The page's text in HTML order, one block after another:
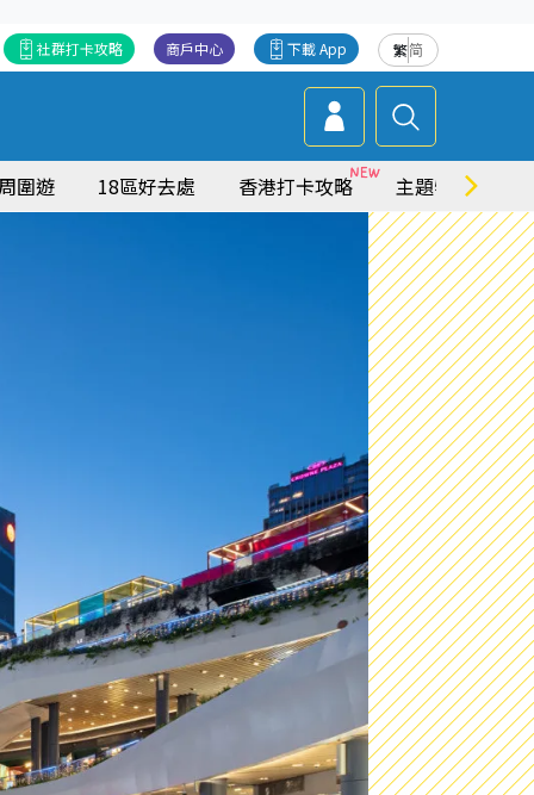
繁简
下載 App
商戶中心
社群打卡攻略
圍遊 18區好去處 香港打卡攻略 主題特集